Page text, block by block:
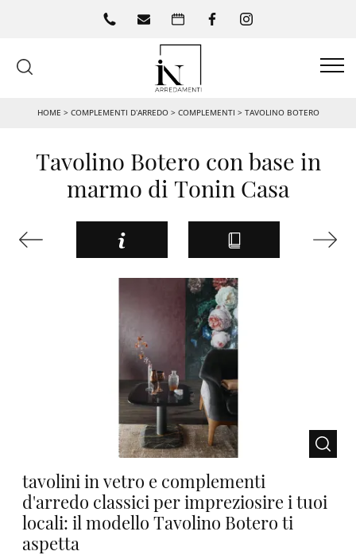
HOME > COMPLEMENTI D’ARREDO> COMPLEMENTI > TAVOLINO BOTERO
Tavolino Botero con base in
marmo di Tonin Casa
tavolini in vetro e complementi
d'arredo classici per impreziosire i tuoi
locali: il modello Tavolino Botero ti
aspetta